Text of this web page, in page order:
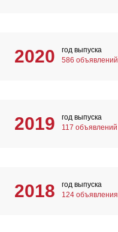
2020
год выпуска
586 объявлений
2019
год выпуска
117 объявлений
2018
год выпуска
124 объявления